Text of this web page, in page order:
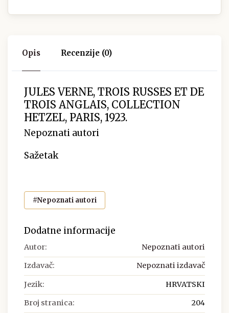
Opis Recenzije (0)
JULES VERNE, TROIS RUSSES ET DE
TROIS ANGLAIS, COLLECTION
HETZEL, PARIS, 1923.
Nepoznati autori
Sažetak
#Nepoznati autori
Dodatne informacije
Autor: Nepoznati autori
Izdavač: Nepoznati izdavač
Jezik: HRVATSKI
Broj stranica: 204